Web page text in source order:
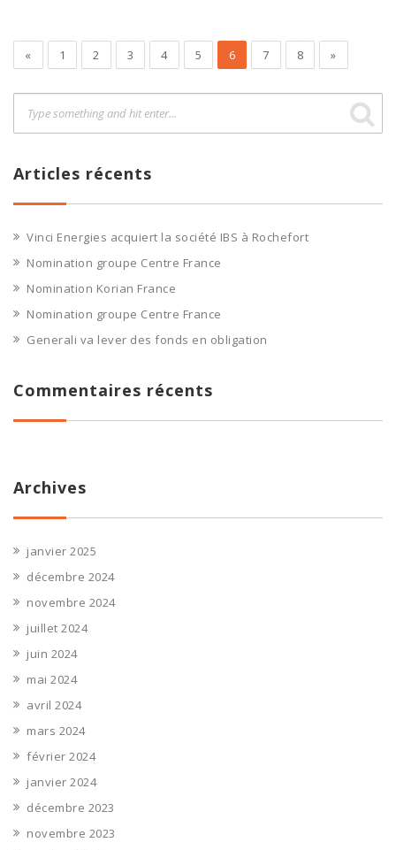
« 1 2 3 4 5 6 7 8 »
Articles récents
Vinci Energies acquiert la société IBS à Rochefort
Nomination groupe Centre France
Nomination Korian France
Nomination groupe Centre France
Generali va lever des fonds en obligation
Commentaires récents
Archives
janvier 2025
décembre 2024
novembre 2024
juillet 2024
juin 2024
mai 2024
avril 2024
mars 2024
février 2024
janvier 2024
décembre 2023
novembre 2023